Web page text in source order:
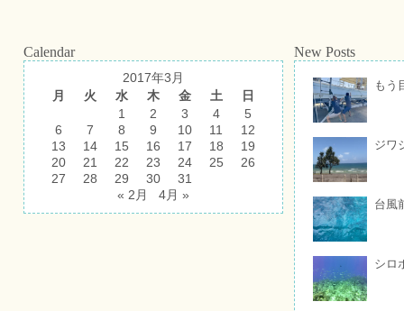
Calendar
2017年3月
月
火 水 木 金 土
日
1
2 3 4
5
6
7 8 9 10 11
12
13
14 15 16 17 18
19
20
21 22 23 24 25
26
27
28 29 30
31
« 2月
4月 »
New Posts
もう
ジワ
台風
シロ